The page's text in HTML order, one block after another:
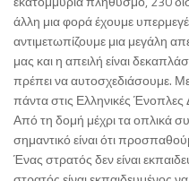
άλλη μια φορά έχουμε
αντιμετωπίζουμε μια μεγάλη
μας και η απειλή είναι
πρέπει να αυτοσχεδιάσουμε.
πάντα στις Ελληνικές Ένοπλες
Από τη δομή μέχρι τα οπλικά
σημαντικό είναι ότι
Ένας στρατός δεν είναι